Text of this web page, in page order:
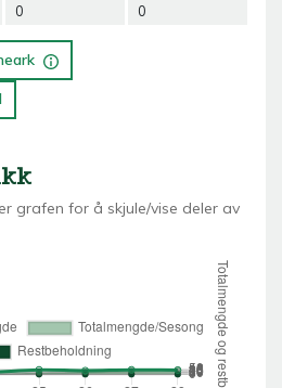
0
0
grafen for å skjule/vise deler av